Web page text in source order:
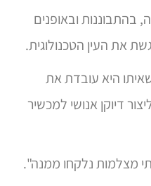
בהתבוננות ובאופנים
את העין הטכנולוגית.
היא עובדת את
דיוקן אנושי למכשיר
מצלמות נלקחו ממנה".